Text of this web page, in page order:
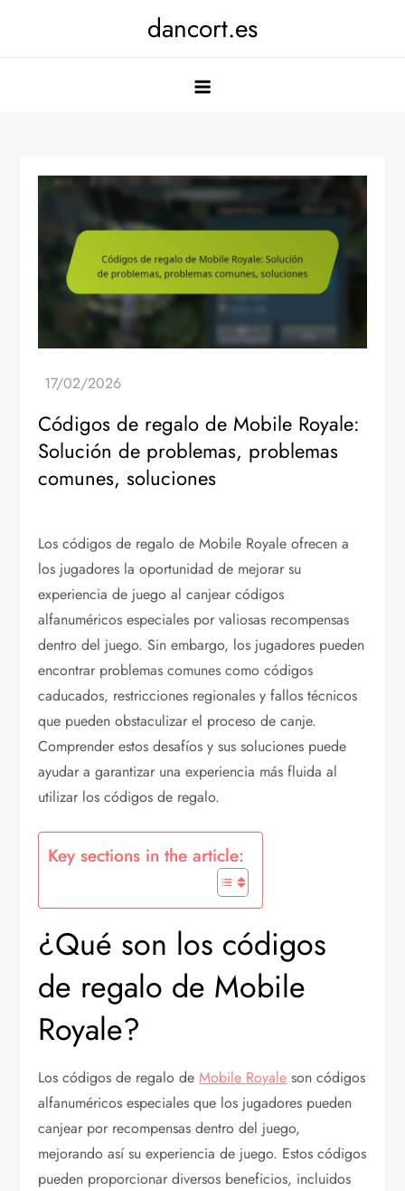
dancort.es
Códigos de regalo de Mobile Royale:
Solución de problemas, problemas
comunes, soluciones
Los códigos de regalo de Mobile Royale ofrecen a
los jugadores la oportunidad de mejorar su
experiencia de juego al canjear códigos
alfanuméricos especiales por valiosas recompensas
dentro del juego. Sin embargo, los jugadores pueden
encontrar problemas comunes como códigos
caducados, restricciones regionales y fallos técnicos
que pueden obstaculizar el proceso de canje.
Comprender estos desafíos y sus soluciones puede
ayudar a garantizar una experiencia más fluida al
utilizar los códigos de regalo.
Key sections in the article:
¿Qué son los códigos
de regalo de Mobile
Royale?
Los códigos de regalo deMobile Royale son códigos
alfanuméricos especiales que los jugadores pueden
canjear por recompensas dentro del juego,
mejorando así su experiencia de juego. Estos códigos
pueden proporcionar diversos beneficios, incluidos